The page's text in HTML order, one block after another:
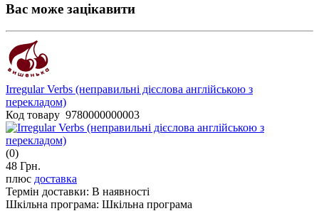
Вас може зацікавити
Irregular Verbs (неправильні дієслова англійською з
перекладом)
Код товару 9780000000003
(0)
48 Грн.
плюс доставка
Термін доставки: В наявності
Шкільна програма: Шкільна програма